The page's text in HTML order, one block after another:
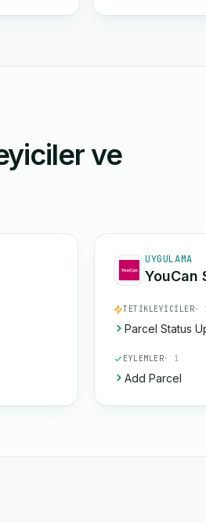
ve
UYGULAMA
YouCan
TETIKLEYICILER·
Parcel Status
EYLEMLER· 1
Add Parcel